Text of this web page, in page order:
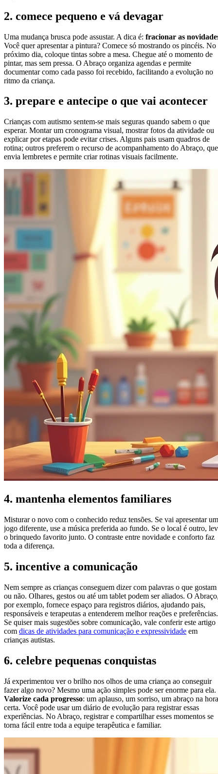
2. comece pequeno e vá devagar
Uma mudança brusca pode assustar. A dica é: fracionar as
Você quer apresentar a pintura? Comece só mostrando os pincéis. No
próximo dia, coloque tintas sobre a mesa. Chegue até o momento de
pintar, mas sem pressa. O Abraço organiza agendas e permite
documentar como cada passo foi recebido, facilitando a evolução no
ritmo da criança.
3. prepare e antecipe o que vai acontecer
Crianças com autismo sentem-se mais seguras quando sabem o que
esperar. Montar um cronograma visual, mostrar fotos da atividade ou
explicar por etapas pode evitar crises. Alguns pais usam quadros de
rotina; outros preferem o recurso de acompanhamento do Abraço, que
envia lembretes e permite criar rotinas visuais facilmente.
4. mantenha elementos familiares
Misturar o novo com o conhecido reduz tensões. Se vai apresentar um
jogo diferente, use a música preferida ao fundo. Se o local é outro,
o brinquedo favorito junto. O contraste entre novidade e conforto faz
toda a diferença.
5. incentive a comunicação
Nem sempre as crianças conseguem dizer com palavras o que gostam
ou não. Olhares, gestos ou até um tablet podem ser aliados. O
por exemplo, fornece espaço para registros diários, ajudando pais,
responsáveis e terapeutas a entenderem melhor reações e preferências.
Se quiser mais sugestões sobre comunicação, vale conferir este artigo
com dicas de atividades para comunicação e expressividade em
crianças autistas.
6. celebre pequenas conquistas
Já experimentou ver o brilho nos olhos de uma criança ao conseguir
fazer algo novo? Mesmo uma ação simples pode ser enorme para ela.
Valorize cada progresso: um aplauso, um sorriso, um abraço na hora
certa. Você pode usar um diário de evolução para registrar essas
experiências. No Abraço, registrar e compartilhar esses momentos se
torna fácil entre toda a equipe terapêutica e familiar.